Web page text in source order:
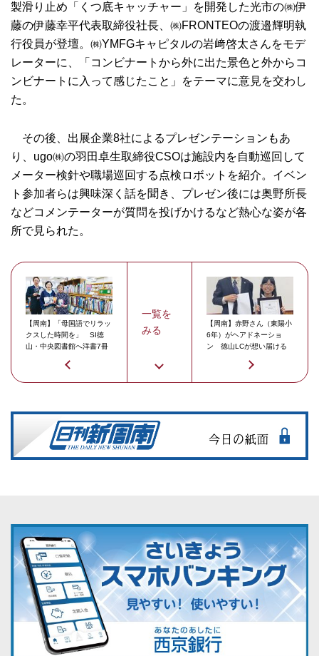
製滑り止め「くつ底キャッチャー」を開発した光市の㈱伊
藤の伊藤幸平代表取締役社長、㈱FRONTEOの渡邉輝明執
行役員が登壇。㈱YMFGキャピタルの岩﨑啓太さんをモデ
レーターに、「コンビナートから外に出た景色と外からコ
ンビナートに入って感じたこと」をテーマに意見を交わし
た。
その後、出展企業8社によるプレゼンテーションもあ
り、ugo㈱の羽田卓生取締役CSOは施設内を自動巡回して
メーター検針や職場巡回する点検ロボットを紹介。イベン
ト参加者らは興味深く話を聞き、プレゼン後には奥野所長
などコメンテーターが質問を投げかけるなど熱心な姿が各
所で見られた。
【周南】「母国語でリラッ
クスした時間を」 SI徳
山・中央図書館へ洋書7冊
一覧を
みる
【周南】赤野さん（東陽小
6年）がヘアドネーショ
ン 徳山LCが想い届ける